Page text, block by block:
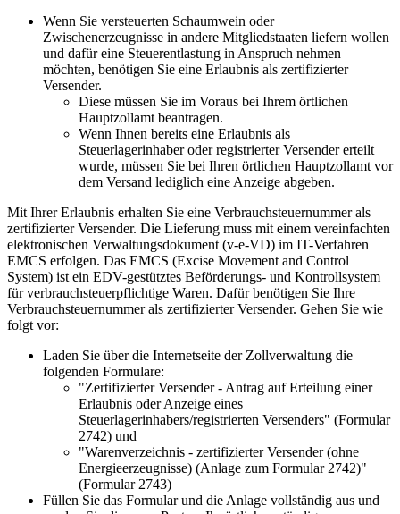
Wenn Sie versteuerten Schaumwein oder
Zwischenerzeugnisse in andere Mitgliedstaaten liefern wollen
und dafür eine Steuerentlastung in Anspruch nehmen
möchten, benötigen Sie eine Erlaubnis als zertifizierter
Versender.
Diese müssen Sie im Voraus bei Ihrem örtlichen
Hauptzollamt beantragen.
Wenn Ihnen bereits eine Erlaubnis als
Steuerlagerinhaber oder registrierter Versender erteilt
wurde, müssen Sie bei Ihren örtlichen Hauptzollamt vor
dem Versand lediglich eine Anzeige abgeben.
Mit Ihrer Erlaubnis erhalten Sie eine Verbrauchsteuernummer als
zertifizierter Versender. Die Lieferung muss mit einem vereinfachten
elektronischen Verwaltungsdokument (v-e-VD) im IT-Verfahren
EMCS erfolgen. Das EMCS (Excise Movement and Control
System) ist ein EDV-gestütztes Beförderungs- und Kontrollsystem
für verbrauchsteuerpflichtige Waren. Dafür benötigen Sie Ihre
Verbrauchsteuernummer als zertifizierter Versender. Gehen Sie wie
folgt vor:
Laden Sie über die Internetseite der Zollverwaltung die
folgenden Formulare:
"Zertifizierter Versender - Antrag auf Erteilung einer
Erlaubnis oder Anzeige eines
Steuerlagerinhabers/registrierten Versenders" (Formular
2742) und
"Warenverzeichnis - zertifizierter Versender (ohne
Energieerzeugnisse) (Anlage zum Formular 2742)"
(Formular 2743)
Füllen Sie das Formular und die Anlage vollständig aus und